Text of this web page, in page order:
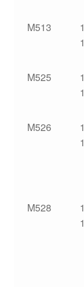
M513
M525
M526
M528